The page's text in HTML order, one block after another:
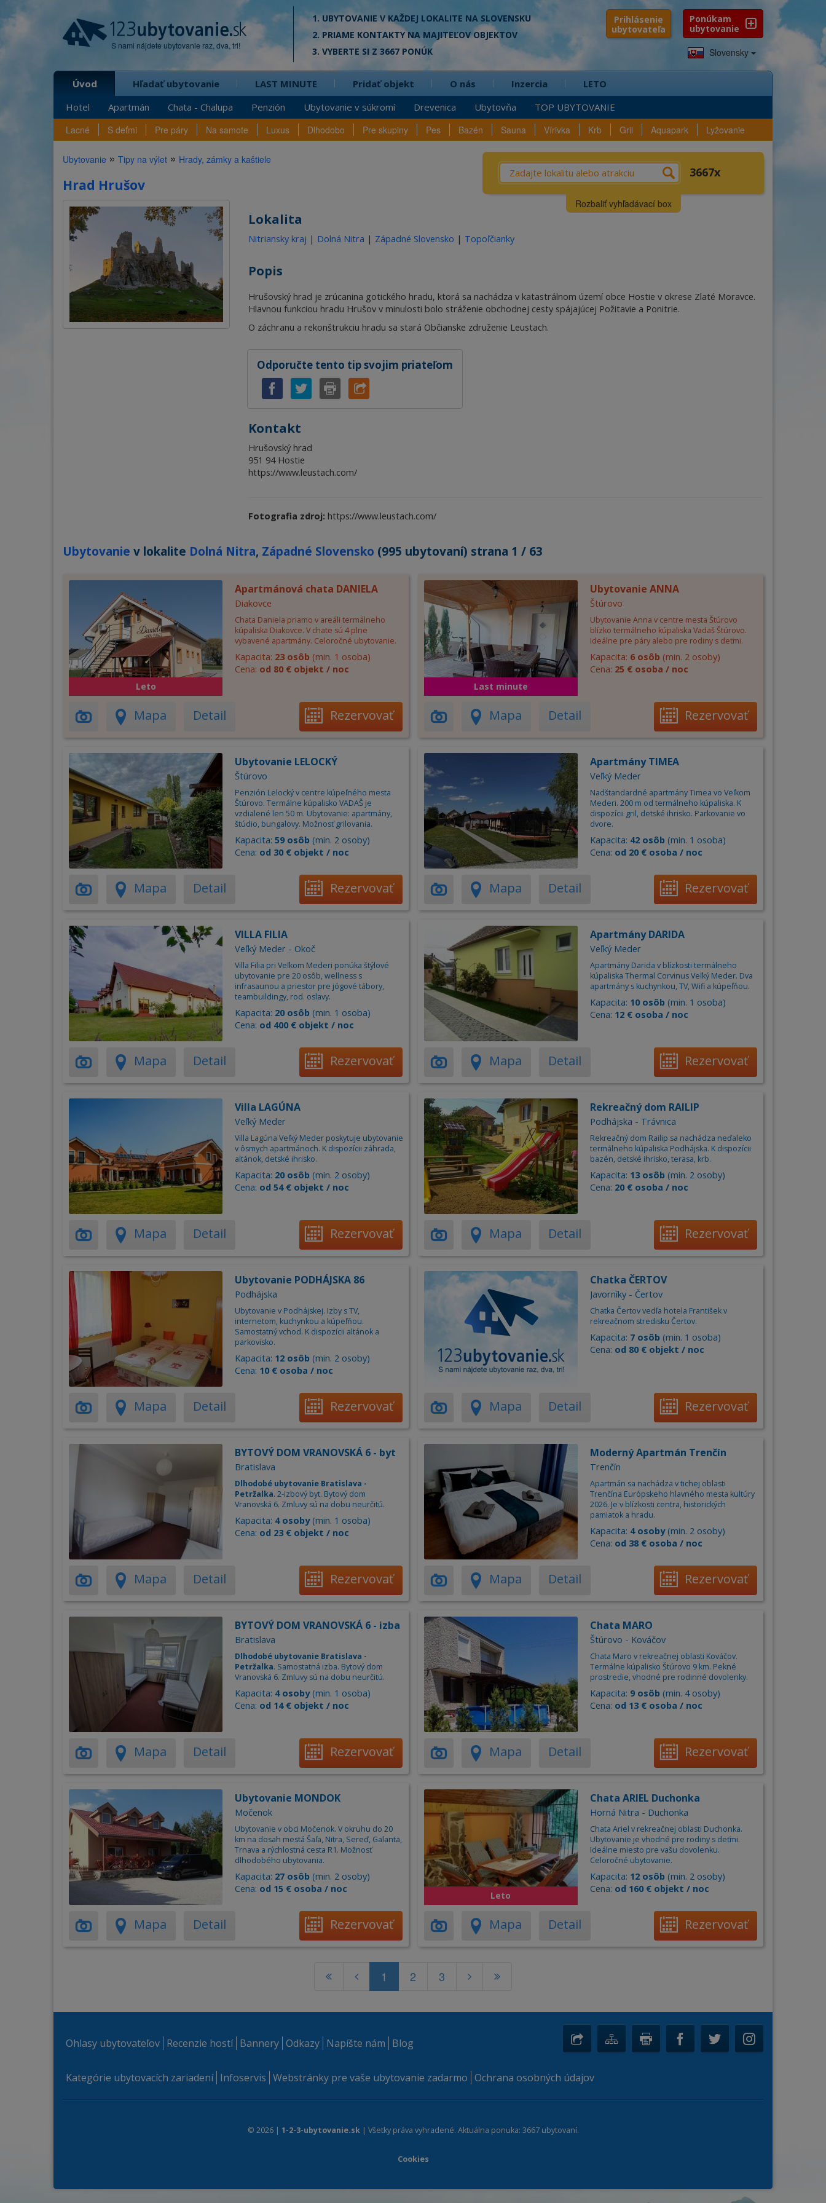
S nami nájdete ubytovanie raz, dva, tri!
1. UBYTOVANIE V KAŽDEJ LOKALITE NA SLOVENSKU
2. PRIAME KONTAKTY NA MAJITEĽOV OBJEKTOV
3. VYBERTE SI Z 3667 PONÚK
Ponúkam
ubytovanie
Prihlásenie
ubytovateľa
Slovensky
Úvod
Hotel
Apartmán Chata - Chalupa Penzión Ubytovanie v súkromí Drevenica Ubytovňa TOP UBYTOVANIE
Hľadať ubytovanie LAST MINUTE Pridať objekt O nás Inzercia LETO
Lacné S deťmi Pre páry Na samote Luxus Dlhodobo Pre skupiny Pes Bazén Sauna Vírivka Krb Gril Aquapark Lyžovanie
Čo? / Kde? Výber Vybavenosť
3667
Ubytovňa
Hotel
Lokalita
Cena za osobu/noc od6 do85€
3667ubytovaní
Rozbaliť vyhľadávací box
Ubytovanie » Tipy na výlet » Hrady, zámky a kaštiele
Hrad Hrušov
Lokalita
Nitriansky kraj | Dolná Nitra | Západné Slovensko | Topoľčianky
Popis
Hrušovský hrad je zrúcanina gotického hradu, ktorá sa nachádza v katastrálnom území obce Hostie v okrese Zlaté Moravce.
Hlavnou funkciou hradu Hrušov v minulosti bolo stráženie obchodnej cesty spájajúcej Požitavie a Ponitrie.
O záchranu a rekonštrukciu hradu sa stará Občianske združenie Leustach.
Odporučte tento tip svojim priateľom
Kontakt
Hrušovský hrad
951 94 Hostie
https://www.leustach.com/
Fotografia zdroj: https://www.leustach.com/
Ubytovanie v lokalite Dolná Nitra, Západné Slovensko (995 ubytovaní) strana 1 / 63
Leto
Apartmánová chata DANIELA
Diakovce
Chata Daniela priamo v areáli termálneho
kúpaliska Diakovce. V chate sú 4 plne
vybavené apartmány. Celoročné ubytovanie.
Kapacita: 23 osôb (min. 1 osoba)
Cena: od 80 € objekt / noc
Mapa Detail Rezervovať
Last minute
Ubytovanie ANNA
Štúrovo
Ubytovanie Anna v centre mesta Štúrovo
blízko termálneho kúpaliska Vadaš Štúrovo.
Ideálne pre páry alebo pre rodiny s deťmi.
Kapacita: 6 osôb (min. 2 osoby)
Cena: 25 € osoba / noc
Mapa Detail Rezervovať
Ubytovanie LELOCKÝ
Štúrovo
Penzión Lelocký v centre kúpeľného mesta
Štúrovo. Termálne kúpalisko VADAŠ je
vzdialené len 50 m. Ubytovanie: apartmány,
štúdio, bungalovy. Možnosť grilovania.
Kapacita: 59 osôb (min. 2 osoby)
Cena: od 30 € objekt / noc
Mapa Detail Rezervovať
Apartmány TIMEA
Veľký Meder
Nadštandardné apartmány Timea vo Veľkom
Mederi. 200 m od termálneho kúpaliska. K
dispozícii gril, detské ihrisko. Parkovanie vo
dvore.
Kapacita: 42 osôb (min. 1 osoba)
Cena: od 20 € osoba / noc
Mapa Detail Rezervovať
VILLA FILIA
Veľký Meder - Okoč
Villa Filia pri Veľkom Mederi ponúka štýlové
ubytovanie pre 20 osôb, wellness s
infrasaunou a priestor pre jógové tábory,
teambuildingy, rod. oslavy.
Kapacita: 20 osôb (min. 1 osoba)
Cena: od 400 € objekt / noc
Mapa Detail Rezervovať
Apartmány DARIDA
Veľký Meder
Apartmány Darida v blízkosti termálneho
kúpaliska Thermal Corvinus Veľký Meder. Dva
apartmány s kuchynkou, TV, Wifi a kúpeľňou.
Kapacita: 10 osôb (min. 1 osoba)
Cena: 12 € osoba / noc
Mapa Detail Rezervovať
Villa LAGÚNA
Veľký Meder
Villa Lagúna Veľký Meder poskytuje ubytovanie
v ôsmych apartmánoch. K dispozícii záhrada,
altánok, detské ihrisko.
Kapacita: 20 osôb (min. 2 osoby)
Cena: od 54 € objekt / noc
Mapa Detail Rezervovať
Rekreačný dom RAILIP
Podhájska - Trávnica
Rekreačný dom Railip sa nachádza neďaleko
termálneho kúpaliska Podhájska. K dispozícii
bazén, detské ihrisko, terasa, krb.
Kapacita: 13 osôb (min. 2 osoby)
Cena: 20 € osoba / noc
Mapa Detail Rezervovať
Ubytovanie PODHÁJSKA 86
Podhájska
Ubytovanie v Podhájskej. Izby s TV,
internetom, kuchynkou a kúpeľňou.
Samostatný vchod. K dispozícii altánok a
parkovisko.
Kapacita: 12 osôb (min. 2 osoby)
Cena: 10 € osoba / noc
Mapa Detail Rezervovať
Chatka ČERTOV
Javorníky - Čertov
Chatka Čertov vedľa hotela František v
rekreačnom stredisku Čertov.
Kapacita: 7 osôb (min. 1 osoba)
Cena: od 80 € objekt / noc
Mapa Detail Rezervovať
BYTOVÝ DOM VRANOVSKÁ 6 - byt
Bratislava
Dlhodobé ubytovanie Bratislava -
Petržalka. 2-izbový byt. Bytový dom
Vranovská 6. Zmluvy sú na dobu neurčitú.
Kapacita: 4 osoby(min. 1 osoba)
Cena: od 23 € objekt / noc
Mapa Detail Rezervovať
Moderný Apartmán Trenčín
Trenčín
Apartmán sa nachádza v tichej oblasti
Trenčína Európskeho hlavného mesta kultúry
2026. Je v blízkosti centra, historických
pamiatok a hradu.
Kapacita: 4 osoby(min. 2 osoby)
Cena: od 38 € osoba / noc
Mapa Detail Rezervovať
BYTOVÝ DOM VRANOVSKÁ 6 - izba
Bratislava
Dlhodobé ubytovanie Bratislava -
Petržalka. Samostatná izba. Bytový dom
Vranovská 6. Zmluvy sú na dobu neurčitú.
Kapacita: 4 osoby(min. 1 osoba)
Cena: od 14 € objekt / noc
Mapa Detail Rezervovať
Chata MARO
Štúrovo - Kováčov
Chata Maro v rekreačnej oblasti Kováčov.
Termálne kúpalisko Štúrovo 9 km. Pekné
prostredie, vhodné pre rodinné dovolenky.
Kapacita: 9 osôb (min. 4 osoby)
Cena: od 13 € osoba / noc
Mapa Detail Rezervovať
Ubytovanie MONDOK
Močenok
Ubytovanie v obci Močenok. V okruhu do 20
km na dosah mestá Šaľa, Nitra, Sereď, Galanta,
Trnava a rýchlostná cesta R1. Možnosť
dlhodobého ubytovania.
Kapacita: 27 osôb (min. 2 osoby)
Cena: od 15 € osoba / noc
Mapa Detail Rezervovať
Leto
Chata ARIEL Duchonka
Horná Nitra - Duchonka
Chata Ariel v rekreačnej oblasti Duchonka.
Ubytovanie je vhodné pre rodiny s deťmi.
Ideálne miesto pre vašu dovolenku.
Celoročné ubytovanie.
Kapacita: 12 osôb (min. 2 osoby)
Cena: od 160 € objekt / noc
Mapa Detail Rezervovať
1 2 3
Ohlasy ubytovateľov Recenzie hostí Bannery Odkazy Napíšte nám Blog
Kategórie ubytovacích zariadení Infoservis Webstránky pre vaše ubytovanie zadarmo Ochrana osobných údajov
© 2026 | 1-2-3-ubytovanie.sk| Všetky práva vyhradené. Aktuálna ponuka: 3667 ubytovaní.
Cookies